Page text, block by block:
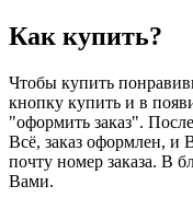
Как купить?
Чтобы купить
кнопку купить и в
"оформить заказ".
Всё, заказ оформлен, и
почту номер заказа. В
Вами.